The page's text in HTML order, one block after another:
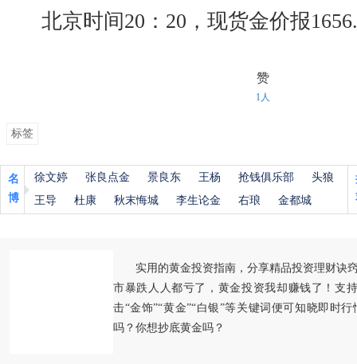
北京时间20：20，现货金价报
赞
1人
标签
名
博
徐文婷 张良点金 景良东 王杨 抢钱俱乐部
头狼
王导
杜康 秋末悔城 李生论金 右琅 金都城
实用的黄金投资指南，分享精品投资理财诀
市暴跌人人都亏了，黄金投资我却赚钱了！支
击“金饰”“黄金”“白银”等关键词便可知晓即时
吗？你想抄底黄金吗？